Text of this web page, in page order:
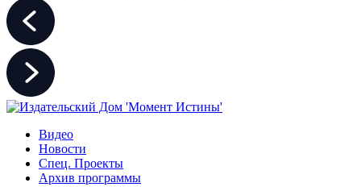
Видео
Новости
Спец. Проекты
Архив программы